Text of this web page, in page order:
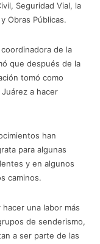
Seguridad Vial, la
Obras Públicas.
de la
que después de la
tomó como
a hacer
han
para algunas
y en algunos
caminos.
una labor más
de senderismo,
a ser parte de las